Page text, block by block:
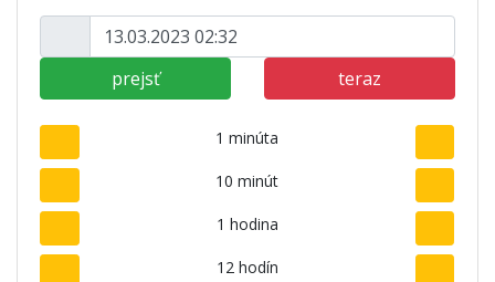
prejsť teraz
1 minúta
10 minút
1 hodina
12 hodín